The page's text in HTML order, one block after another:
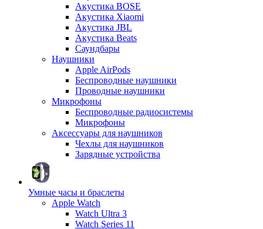
Акустика BOSE
Акустика Xiaomi
Акустика JBL
Акустика Beats
Саундбары
Наушники
Apple AirPods
Беспроводные наушники
Проводные наушники
Микрофоны
Беспроводные радиосистемы
Микрофоны
Аксессуары для наушников
Чехлы для наушников
Зарядные устройства
Умные часы и браслеты
Apple Watch
Watch Ultra 3
Watch Series 11